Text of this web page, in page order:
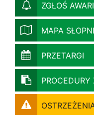
ZGŁOŚ
MAPA
PRZETARGI